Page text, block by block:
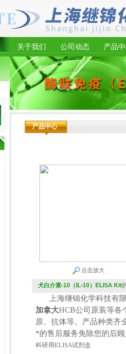
关于我们 公司动态 产品
产品中心
点击放大
犬白介素-10（IL-10）ELISA Kit
上海继锦化学科技有限
加拿大HCB公司原装等各
原、抗体等。产品种类齐
*的售后服务免除您的后
科研用ELISA试剂盒